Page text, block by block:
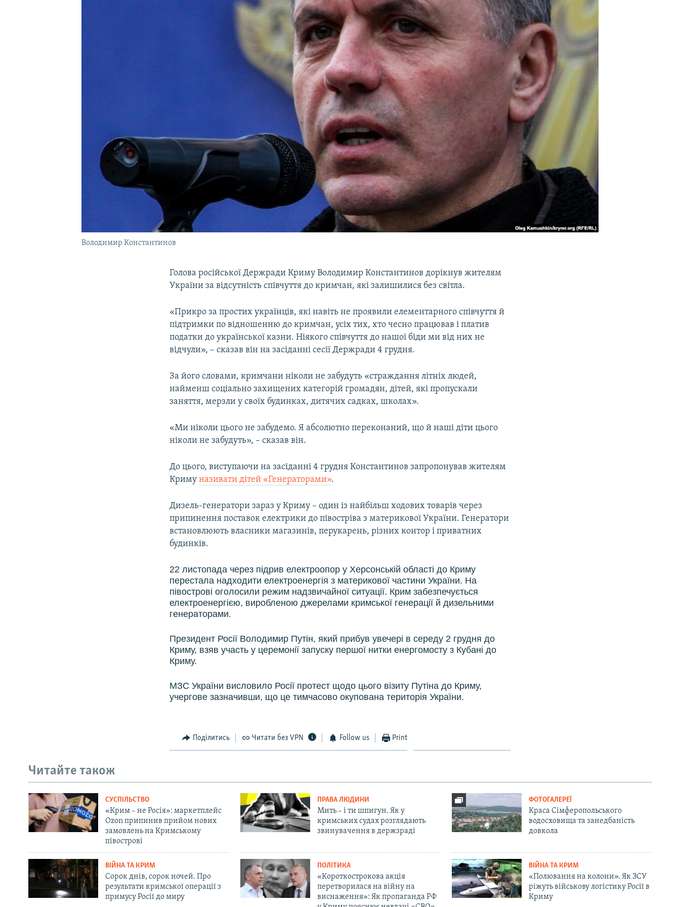
Володимир Константинов
Голова російської Держради Криму Володимир Константинов дорікнув жителям
України за відсутність співчуття до кримчан, які залишилися без світла.
«Прикро за простих українців, які навіть не проявили елементарного співчуття й
підтримки по відношенню до кримчан, усіх тих, хто чесно працював і платив
податки до української казни. Ніякого співчуття до нашої біди ми від них не
відчули», – сказав він на засіданні сесії Держради 4 грудня.
За його словами, кримчани ніколи не забудуть «страждання літніх людей,
найменш соціально захищених категорій громадян, дітей, які пропускали
заняття, мерзли у своїх будинках, дитячих садках, школах».
«Ми ніколи цього не забудемо. Я абсолютно переконаний, що й наші діти цього
ніколи не забудуть», – сказав він.
До цього, виступаючи на засіданні 4 грудня Константинов запропонував жителям
Кримуназивати дітей «Генераторами».
Дизель-генератори зараз у Криму – один із найбільш ходових товарів через
припинення поставок електрики до півостріва з материкової України. Генератори
встановлюють власники магазинів, перукарень, різних контор і приватних
будинків.
22 листопада через підрив електроопор у Херсонській області до Криму
перестала надходити електроенергія з материкової частини України. На
півострові оголосили режим надзвичайної ситуації. Крим забезпечується
електроенергією, виробленою джерелами кримської генерації й дизельними
генераторами.
Президент Росії Володимир Путін, який прибув увечері в середу 2 грудня до
Криму, взяв участь у церемонії запуску першої нитки енергомосту з Кубані до
Криму.
МЗС України висловило Росії протест щодо цього візиту Путіна до Криму,
учергове зазначивши, що це тимчасово окупована територія України.
Поділитись Читати без VPN Follow us Print
Читайте також
СУСПІЛЬСТВО
«Крим – не Росія»: маркетплейс
Ozon припинив прийом нових
замовлень на Кримському
півострові
ПРАВА ЛЮДИНИ
Мить – і ти шпигун. Як у
кримських судах розглядають
звинувачення в держзраді
ФОТОГАЛЕРЕЇ
Краса Сімферопольського
водосховища та занедбаність
довкола
ВІЙНА ТА КРИМ
Сорок днів, сорок ночей. Про
результати кримської операції з
примусу Росії до миру
ПОЛІТИКА
«Короткострокова акція
перетворилася на війну на
виснаження»: Як пропаганда РФ
ВІЙНА ТА КРИМ
«Полювання на колони». Як ЗСУ
ріжуть військову логістику Росії в
Криму